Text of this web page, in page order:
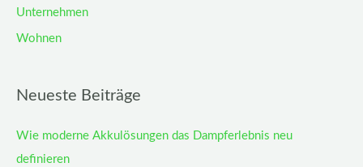
Unternehmen
Wohnen
Neueste Beiträge
Wie moderne Akkulösungen das Dampferlebnis neu
definieren